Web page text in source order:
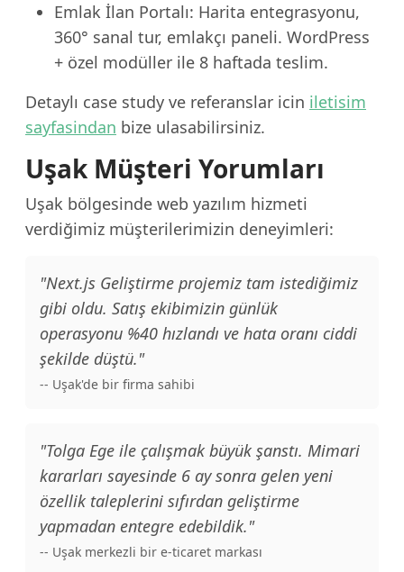
Emlak İlan Portalı: Harita entegrasyonu,
360° sanal tur, emlakçı paneli. WordPress
+ özel modüller ile 8 haftada teslim.
Detaylı case study ve referanslar icin iletisim
sayfasindan bize ulasabilirsiniz.
Uşak Müşteri Yorumları
Uşak bölgesinde web yazılım hizmeti
verdiğimiz müşterilerimizin deneyimleri:
"Next.js Geliştirme projemiz tam istediğimiz
gibi oldu. Satış ekibimizin günlük
operasyonu %40 hızlandı ve hata oranı ciddi
şekilde düştü."
-- Uşak'de bir firma sahibi
"Tolga Ege ile çalışmak büyük şanstı. Mimari
kararları sayesinde 6 ay sonra gelen yeni
özellik taleplerini sıfırdan geliştirme
yapmadan entegre edebildik."
-- Uşak merkezli bir e-ticaret markası